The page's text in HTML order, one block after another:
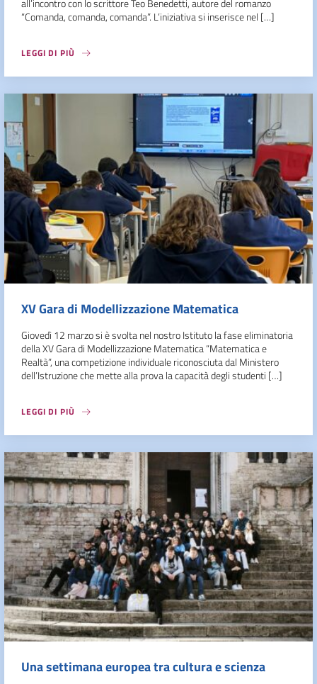
all’incontro con lo scrittore Teo Benedetti, autore del romanzo
“Comanda, comanda, comanda”. L’iniziativa si inserisce nel […]
LEGGI DI PIÙ
XV Gara di Modellizzazione Matematica
Giovedì 12 marzo si è svolta nel nostro Istituto la fase eliminatoria
della XV Gara di Modellizzazione Matematica “Matematica e
Realtà”, una competizione individuale riconosciuta dal Ministero
dell’Istruzione che mette alla prova la capacità degli studenti […]
LEGGI DI PIÙ
Una settimana europea tra cultura e scienza